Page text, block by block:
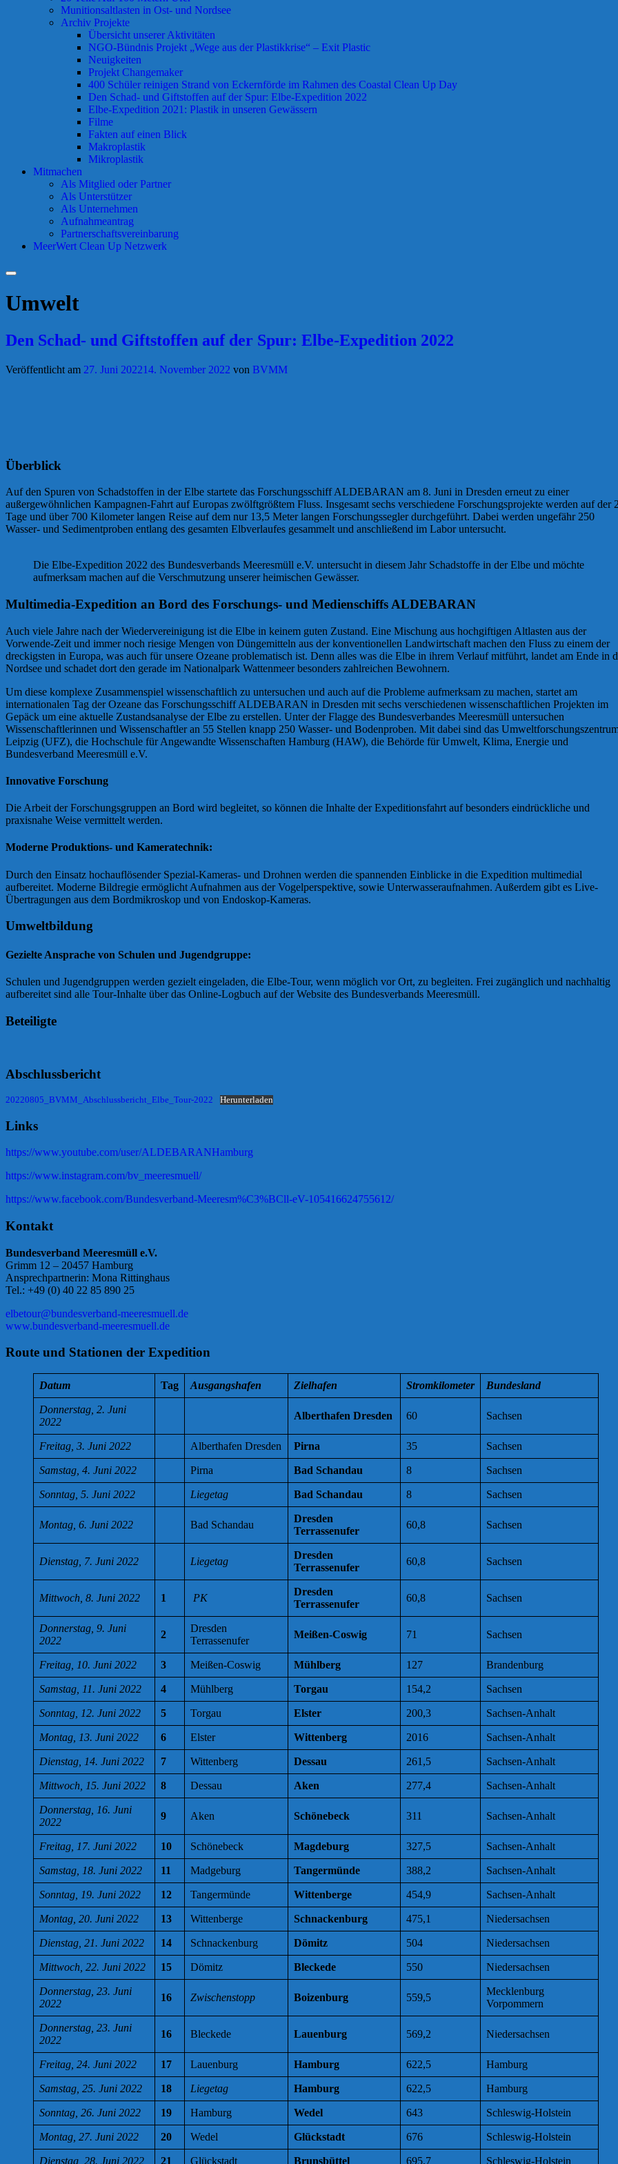
Munitionsaltlasten in Ost- und Nordsee
Archiv Projekte
Übersicht unserer Aktivitäten
NGO-Bündnis Projekt „Wege aus der Plastikkrise“ – Exit Plastic
Neuigkeiten
Projekt Changemaker
400 Schüler reinigen Strand von Eckernförde im Rahmen des Coastal Clean Up Day
Den Schad- und Giftstoffen auf der Spur: Elbe-Expedition 2022
Elbe-Expedition 2021: Plastik in unseren Gewässern
Filme
Fakten auf einen Blick
Makroplastik
Mikroplastik
Mitmachen
Als Mitglied oder Partner
Als Unterstützer
Als Unternehmen
Aufnahmeantrag
Partnerschaftsvereinbarung
MeerWert Clean Up Netzwerk
Suchen
Umwelt
Den Schad- und Giftstoffen auf der Spur: Elbe-Expedition 2022
Veröffentlicht am 27. Juni 202214. November 2022 von BVMM
Überblick
Auf den Spuren von Schadstoffen in der Elbe startete das Forschungsschiff ALDEBARAN am 8. Juni in Dresden erneut zu einer
außergewöhnlichen Kampagnen-Fahrt auf Europas zwölftgrößtem Fluss. Insgesamt sechs verschiedene Forschungsprojekte werden auf der
Tage und über 700 Kilometer langen Reise auf dem nur 13,5 Meter langen Forschungssegler durchgeführt. Dabei werden ungefähr 250
Wasser- und Sedimentproben entlang des gesamten Elbverlaufes gesammelt und anschließend im Labor untersucht.
Die Elbe-Expedition 2022 des Bundesverbands Meeresmüll e.V. untersucht in diesem Jahr Schadstoffe in der Elbe und möchte
aufmerksam machen auf die Verschmutzung unserer heimischen Gewässer.
Multimedia-Expedition an Bord des Forschungs- und Medienschiffs ALDEBARAN
Auch viele Jahre nach der Wiedervereinigung ist die Elbe in keinem guten Zustand. Eine Mischung aus hochgiftigen Altlasten aus der
Vorwende-Zeit und immer noch riesige Mengen von Düngemitteln aus der konventionellen Landwirtschaft machen den Fluss zu einem der
dreckigsten in Europa, was auch für unsere Ozeane problematisch ist. Denn alles was die Elbe in ihrem Verlauf mitführt, landet am Ende in
Nordsee und schadet dort den gerade im Nationalpark Wattenmeer besonders zahlreichen Bewohnern.
Um diese komplexe Zusammenspiel wissenschaftlich zu untersuchen und auch auf die Probleme aufmerksam zu machen, startet am
internationalen Tag der Ozeane das Forschungsschiff ALDEBARAN in Dresden mit sechs verschiedenen wissenschaftlichen Projekten im
Gepäck um eine aktuelle Zustandsanalyse der Elbe zu erstellen. Unter der Flagge des Bundesverbandes Meeresmüll untersuchen
Wissenschaftlerinnen und Wissenschaftler an 55 Stellen knapp 250 Wasser- und Bodenproben. Mit dabei sind das
Leipzig (UFZ), die Hochschule für Angewandte Wissenschaften Hamburg (HAW), die Behörde für Umwelt, Klima, Energie und
Bundesverband Meeresmüll e.V.
Innovative Forschung
Die Arbeit der Forschungsgruppen an Bord wird begleitet, so können die Inhalte der Expeditionsfahrt auf besonders eindrückliche und
praxisnahe Weise vermittelt werden.
Moderne Produktions- und Kameratechnik:
Durch den Einsatz hochauflösender Spezial-Kameras- und Drohnen werden die spannenden Einblicke in die Expedition multimedial
aufbereitet. Moderne Bildregie ermöglicht Aufnahmen aus der Vogelperspektive, sowie Unterwasseraufnahmen. Außerdem gibt es Live-
Übertragungen aus dem Bordmikroskop und von Endoskop-Kameras.
Umweltbildung
Gezielte Ansprache von Schulen und Jugendgruppe:
Schulen und Jugendgruppen werden gezielt eingeladen, die Elbe-Tour, wenn möglich vor Ort, zu begleiten. Frei zugänglich und nachhaltig
aufbereitet sind alle Tour-Inhalte über das Online-Logbuch auf der Website des Bundesverbands Meeresmüll.
Beteiligte
Abschlussbericht
20220805_BVMM_Abschlussbericht_Elbe_Tour-2022 Herunterladen
Links
https://www.youtube.com/user/ALDEBARANHamburg
https://www.instagram.com/bv_meeresmuell/
https://www.facebook.com/Bundesverband-Meeresm%C3%BCll-eV-105416624755612/
Kontakt
Bundesverband Meeresmüll e.V.
Grimm 12 – 20457 Hamburg
Ansprechpartnerin: Mona Rittinghaus
Tel.: +49 (0) 40 22 85 890 25
elbetour@bundesverband-meeresmuell.de
www.bundesverband-meeresmuell.de
Route und Stationen der Expedition
Datum Tag Ausgangshafen Zielhafen Stromkilometer Bundesland
Donnerstag, 2. Juni
2022
Alberthafen Dresden 60 Sachsen
Freitag, 3. Juni 2022 Alberthafen Dresden Pirna 35 Sachsen
Samstag, 4. Juni 2022 Pirna Bad Schandau 8 Sachsen
Sonntag, 5. Juni 2022 Liegetag Bad Schandau 8 Sachsen
Montag, 6. Juni 2022 Bad Schandau
Dresden
Terrassenufer
60,8 Sachsen
Dienstag, 7. Juni 2022 Liegetag
Dresden
Terrassenufer
60,8 Sachsen
Mittwoch, 8. Juni 2022 1 PK
Dresden
Terrassenufer
60,8 Sachsen
Donnerstag, 9. Juni
2022
2
Dresden
Terrassenufer
Meißen-Coswig 71 Sachsen
Freitag, 10. Juni 2022 3 Meißen-Coswig Mühlberg 127 Brandenburg
Samstag, 11. Juni 2022 4 Mühlberg Torgau 154,2 Sachsen
Sonntag, 12. Juni 2022 5 Torgau Elster 200,3 Sachsen-Anhalt
Montag, 13. Juni 2022 6 Elster Wittenberg 2016 Sachsen-Anhalt
Dienstag, 14. Juni 2022 7 Wittenberg Dessau 261,5 Sachsen-Anhalt
Mittwoch, 15. Juni 2022 8 Dessau Aken 277,4 Sachsen-Anhalt
Donnerstag, 16. Juni
2022
9 Aken Schönebeck 311 Sachsen-Anhalt
Freitag, 17. Juni 2022 10 Schönebeck Magdeburg 327,5 Sachsen-Anhalt
Samstag, 18. Juni 2022 11 Madgeburg Tangermünde 388,2 Sachsen-Anhalt
Sonntag, 19. Juni 2022 12 Tangermünde Wittenberge 454,9 Sachsen-Anhalt
Montag, 20. Juni 2022 13 Wittenberge Schnackenburg 475,1 Niedersachsen
Dienstag, 21. Juni 2022 14 Schnackenburg Dömitz 504 Niedersachsen
Mittwoch, 22. Juni 2022 15 Dömitz Bleckede 550 Niedersachsen
Donnerstag, 23. Juni
2022
16 Zwischenstopp Boizenburg 559,5
Mecklenburg
Vorpommern
Donnerstag, 23. Juni
2022
16 Bleckede Lauenburg 569,2 Niedersachsen
Freitag, 24. Juni 2022 17 Lauenburg Hamburg 622,5 Hamburg
Samstag, 25. Juni 2022 18 Liegetag Hamburg 622,5 Hamburg
Sonntag, 26. Juni 2022 19 Hamburg Wedel 643 Schleswig-Holstein
Montag, 27. Juni 2022 20 Wedel Glückstadt 676 Schleswig-Holstein
Dienstag, 28. Juni 2022 21 Glückstadt Brunsbüttel 695,7 Schleswig-Holstein